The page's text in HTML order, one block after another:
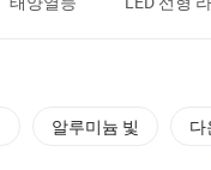
알루미늄 빛 다